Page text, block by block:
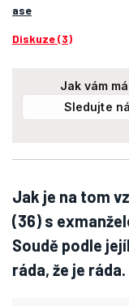
ase
Diskuze (3)
Jak vám
Sledujte
Jak je na tom
(36) s
Soudě podle
ráda, že je ráda.